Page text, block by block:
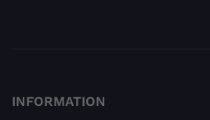
INFORMATION